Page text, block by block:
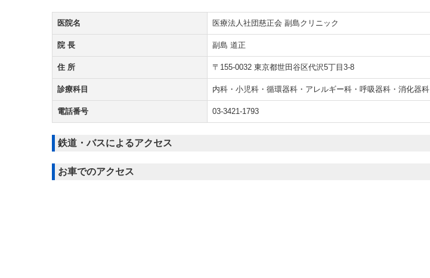
医院名 医療法人社団慈正会 副島クリニック
院 長 副島 道正
住 所 〒155-0032 東京都世田谷区代沢5丁目3-8
診療科目 内科・小児科・循環器科・アレルギー科・呼吸器科・消化器科
電話番号 03-3421-1793
鉄道・バスによるアクセス
お車でのアクセス